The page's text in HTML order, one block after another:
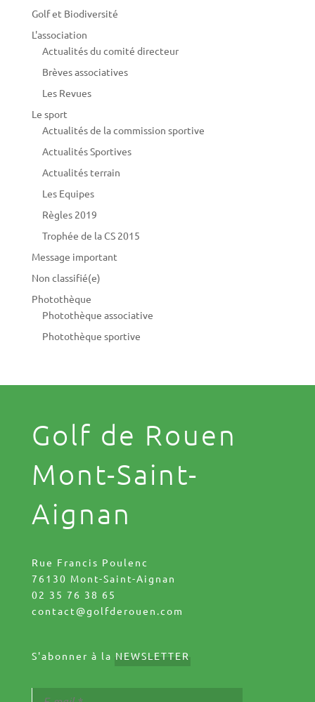
Golf et Biodiversité
L'association
Actualités du comité directeur
Brèves associatives
Les Revues
Le sport
Actualités de la commission sportive
Actualités Sportives
Actualités terrain
Les Equipes
Règles 2019
Trophée de la CS 2015
Message important
Non classifié(e)
Photothèque
Photothèque associative
Photothèque sportive
Golf de Rouen
Mont-Saint-
Aignan
Rue Francis Poulenc
76130 Mont-Saint-Aignan
02 35 76 38 65
contact@golfderouen.com
S'abonner à la NEWSLETTER